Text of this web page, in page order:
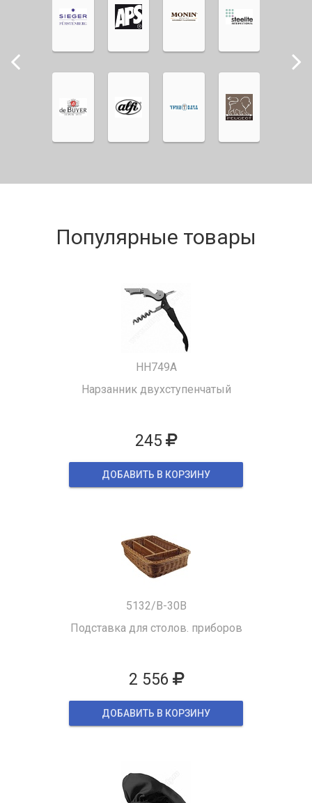
Популярные товары
HH749A
Нарзанник двухступенчатый
245
ДОБАВИТЬ В КОРЗИНУ
5132/B-30B
Подставка для столов. приборов
2 556
ДОБАВИТЬ В КОРЗИНУ